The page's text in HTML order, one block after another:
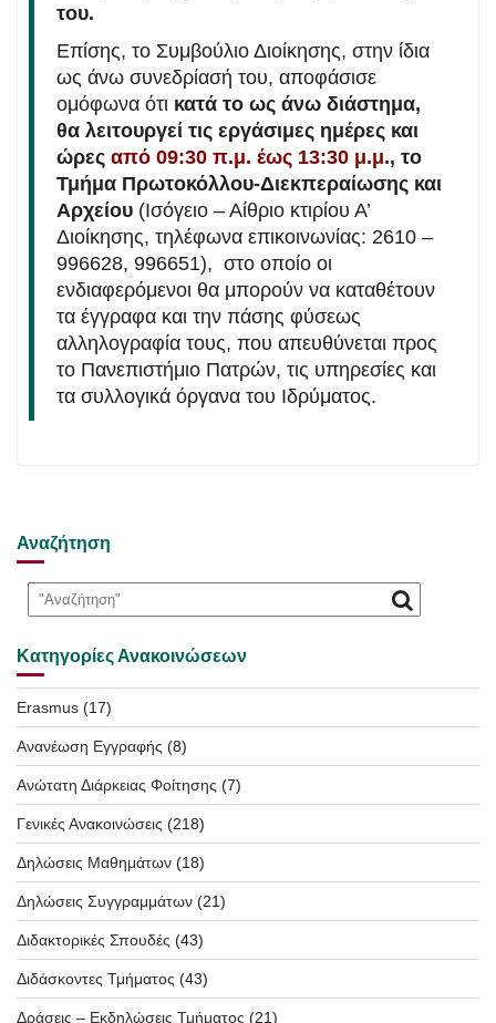
του.
Επίσης, το Συμβούλιο Διοίκησης, στην ίδια
ως άνω συνεδρίασή του, αποφάσισε
ομόφωνα ότι κατά το ως άνω διάστημα,
θα λειτουργεί τις εργάσιμες ημέρες και
ώρες από 09:30 π.μ. έως 13:30 μ.μ., το
Τμήμα Πρωτοκόλλου-Διεκπεραίωσης και
Αρχείου (Ισόγειο – Αίθριο κτιρίου Α’
Διοίκησης, τηλέφωνα επικοινωνίας: 2610 –
996628, 996651), στο οποίο οι
ενδιαφερόμενοι θα μπορούν να καταθέτουν
τα έγγραφα και την πάσης φύσεως
αλληλογραφία τους, που απευθύνεται προς
το Πανεπιστήμιο Πατρών, τις υπηρεσίες και
τα συλλογικά όργανα του Ιδρύματος.
Αναζήτηση
Κατηγορίες Ανακοινώσεων
Erasmus (17)
Ανανέωση Εγγραφής (8)
Ανώτατη Διάρκειας Φοίτησης (7)
Γενικές Ανακοινώσεις (218)
Δηλώσεις Μαθημάτων (18)
Δηλώσεις Συγγραμμάτων (21)
Διδακτορικές Σπουδές (43)
Διδάσκοντες Τμήματος (43)
Δράσεις – Εκδηλώσεις Τμήματος (21)